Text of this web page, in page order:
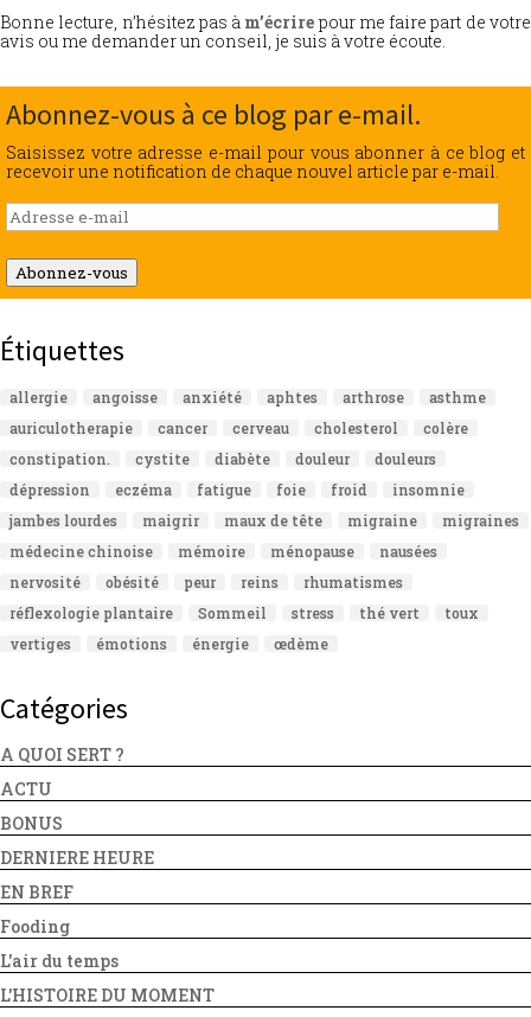
Bonne lecture, n’hésitez pas à m’écrire pour me faire part de votre
avis ou me demander un conseil, je suis à votre écoute.
Abonnez-vous à ce blog par e-mail.
Saisissez votre adresse e-mail pour vous abonner à ce blog et
recevoir une notification de chaque nouvel article par e-mail.
Adresse
e-
mail
Abonnez-vous
Étiquettes
allergie angoisse anxiété aphtes arthrose
asthme
auriculotherapie
cancer cerveau cholesterol
colère
constipation.
cystite diabète douleur
douleurs
dépression
eczéma fatigue foie froid
insomnie
jambes lourdes
maigrir maux de tête migraine
migraines
médecine chinoise
mémoire ménopause
nausées
nervosité
obésité peur reins
rhumatismes
réflexologie plantaire
Sommeil stress thé vert
toux
vertiges
émotions énergie œdème
Catégories
A QUOI SERT ?
ACTU
BONUS
DERNIERE HEURE
EN BREF
Fooding
L'air du temps
L'HISTOIRE DU MOMENT